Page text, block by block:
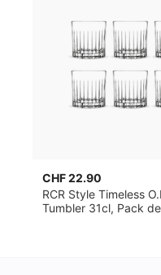
CHF 22.90
RCR Style Timeless
Tumbler 31cl, Pack